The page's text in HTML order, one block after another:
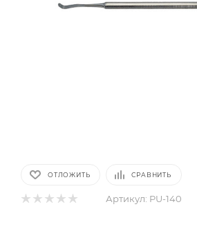
ОТЛОЖИТЬ СРАВНИТЬ
Артикул: PU-140